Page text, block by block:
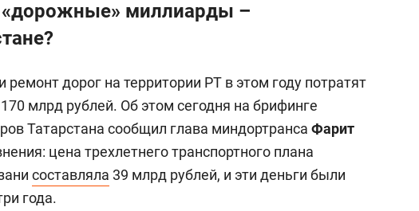
«дорожные» миллиарды –
ремонт дорог на территории РТ в этом году потратят
млрд рублей. Об этом сегодня на брифинге
Татарстана сообщил глава миндортранса Фарит
цена трехлетнего транспортного плана
составляла 39 млрд рублей, и эти деньги были
года.